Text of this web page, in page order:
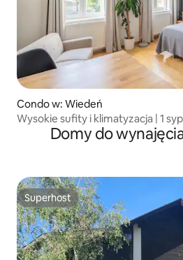
Condo w: Wiedeń
Wysokie sufity i klimatyzacja | 1
Domy do
Superhost
Superhost